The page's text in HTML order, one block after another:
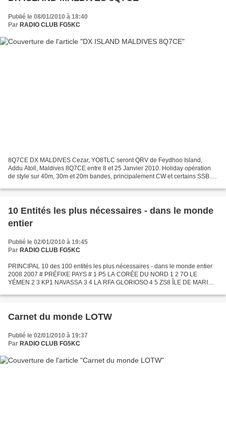
Publié le 08/01/2010 à 18:40
Par RADIO CLUB FG5KC
8Q7CE DX MALDIVES Cezar, YO8TLC seront QRV de Feydhoo Island,
Addu Atoll, Maldives 8Q7CE entre 8 et 25 Janvier 2010. Holiday opération
de style sur 40m, 30m et 20m bandes, principalement CW et certains SSB.
10 Entités les plus nécessaires - dans le monde
entier
Publié le 02/01/2010 à 19:45
Par RADIO CLUB FG5KC
PRINCIPAL 10 des 100 entités les plus nécessaires - dans le monde entier
2008 2007 # PRÉFIXE PAYS # 1 P5 LA CORÉE DU NORD 1 2 7O LE
YÉMEN 2 3 KP1 NAVASSA 3 4 LA RFA GLORIOSO 4 5 ZS8 ÎLE DE MARION
Carnet du monde LOTW
Publié le 02/01/2010 à 19:37
Par RADIO CLUB FG5KC